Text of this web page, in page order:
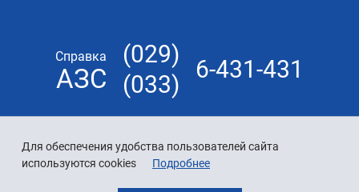
Для обеспечения удобства пользователей сайта
используются cookies
Подробнее
Справка
АЗС
(029)
(033)
6-431-431